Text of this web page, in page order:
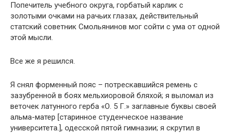
Попечитель учебного округа, горбатый карлик с
золотыми очками на рачьих глазах, действительный
статский советник Смольянинов мог сойти с ума от одной
этой мысли.
Все же я решился.
Я снял форменный пояс – потрескавшийся ремень с
зазубренной в боях мельхиоровой бляхой; я выломал из
веточек латунного герба «О. 5 Г.» заглавные буквы своей
альма-матер [старинное студенческое название
университета.], одесской пятой гимназии; я скрутил в